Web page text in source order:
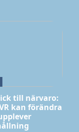
till närvaro:
kan förändra